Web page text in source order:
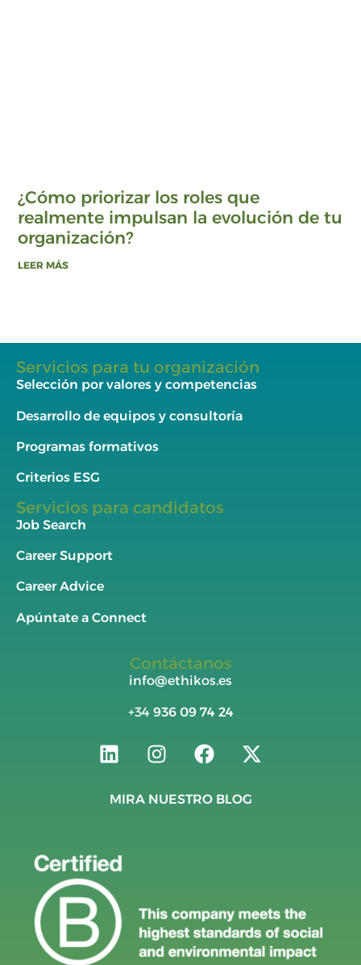
¿Cómo priorizar los roles que
realmente impulsan la evolución de tu
organización?
LEER MÁS
Servicios para tu organización
Selección por valores y competencias
Desarrollo de equipos y consultoría
Programas formativos
Criterios ESG
Servicios para candidatos
Job Search
Career Support
Career Advice
Apúntate a Connect
Contáctanos
info@ethikos.es
+34 936 09 74 24
MIRA NUESTRO BLOG